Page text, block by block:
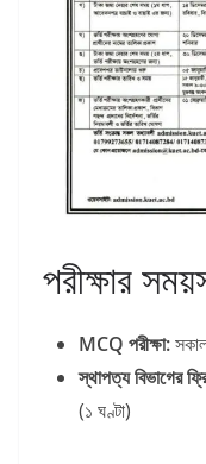
পরীক্ষার
MCQ পরীক্ষা:
স্থাপত্য বিভাগের
(১ ঘণ্টা)